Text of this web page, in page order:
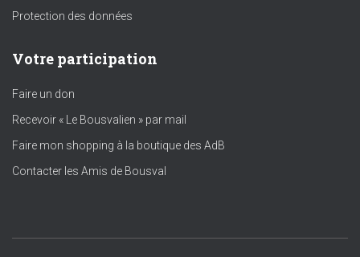
Protection des données
Votre participation
Faire un don
Recevoir « Le Bousvalien » par mail
Faire mon shopping à la boutique des AdB
Contacter les Amis de Bousval